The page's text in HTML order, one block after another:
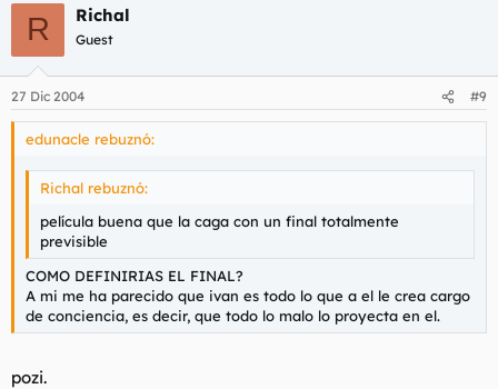
R Richal
Guest
27 Dic 2004 #9
edunacle rebuznó:
Richal rebuznó:
película buena que la caga con un final totalmente
previsible
COMO DEFINIRIAS EL FINAL?
A mi me ha parecido que ivan es todo lo que a el le crea cargo
de conciencia, es decir, que todo lo malo lo proyecta en el.
pozi.